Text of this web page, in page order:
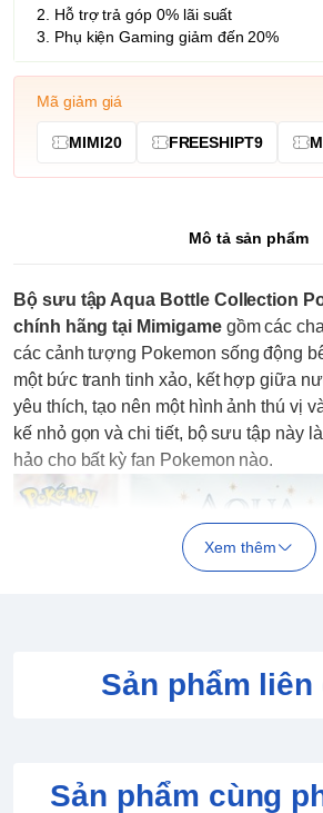
2. Hỗ trợ trả góp 0% lãi suất
3. Phụ kiện Gaming giảm đến 20%
Mã giảm giá
MIMI20 FREESHIPT9
Mô tả sản phẩm
Bộ sưu tập Aqua Bottle Collection
chính hãng tại Mimigamegồm các
các cảnh tượng Pokemon sống động
một bức tranh tinh xảo, kết hợp giữa
yêu thích, tạo nên một hình ảnh thú vị
kế nhỏ gọn và chi tiết, bộ sưu tập này
hảo cho bất kỳ fan Pokemon nào.
Xem thêm
Sản phẩm liên
Sản phẩm cùng